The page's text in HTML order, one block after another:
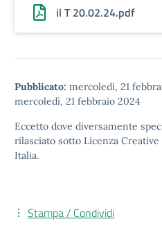
il T 20.02.24.pdf
Pubblicato: mercoledì, 21
mercoledì, 21 febbraio 2024
Eccetto dove diversamente
rilasciato sotto Licenza
Italia.
Stampa / Condividi